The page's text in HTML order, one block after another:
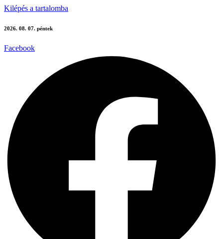
Kilépés a tartalomba
2026. 08. 07. péntek
Facebook